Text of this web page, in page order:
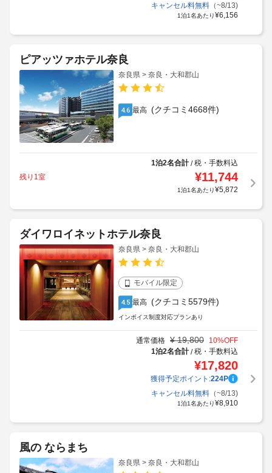
キャンセル料無料（~8/13)
1泊1名あたり¥6,156
ピアッツァホテル奈良
奈良県 > 奈良・大和郡山
4.6 最高 (クチコミ4668件)
1泊2名合計/税・手数料込
残り1室
¥11,744
1泊1名あたり¥5,872
ダイワロイネットホテル奈良
奈良県 > 奈良・大和郡山
モバイル限定
4.5 最高 (クチコミ5579件)
インボイス制度対応プランあり
通常価格 ¥ 19,800 10%OFF
1泊2名合計/税・手数料込
¥17,820
獲得予定ポイント:224P
キャンセル料無料（~8/13)
1泊1名あたり¥8,910
風の ならまち
奈良県 > 奈良・大和郡山